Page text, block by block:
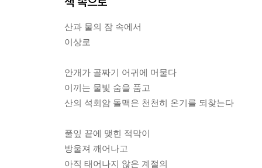
이난순
시작노트 | 아! 애달파라 | 하늘 유치원을 졸업하며
산과 물의 잠 속에서
이상로
안개가 골짜기 어귀에 머물다
이끼는 물빛 숨을 품고
산의 석회암 돌맥은 천천히 온기를 되찾는다
풀잎 끝에 맺힌 적막이
방울져 깨어나고
아직 태어나지 않은 계절의